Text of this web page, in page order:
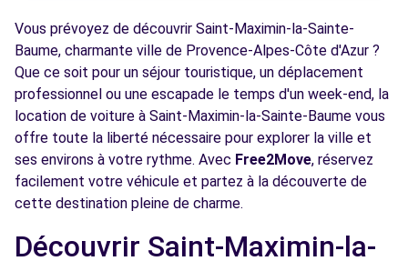
Vous prévoyez de découvrir Saint-Maximin-la-Sainte-
Baume, charmante ville de Provence-Alpes-Côte d'Azur ?
Que ce soit pour un séjour touristique, un déplacement
professionnel ou une escapade le temps d'un week-end, la
location de voiture à Saint-Maximin-la-Sainte-Baume vous
offre toute la liberté nécessaire pour explorer la ville et
ses environs à votre rythme. Avec Free2Move, réservez
facilement votre véhicule et partez à la découverte de
cette destination pleine de charme.
Découvrir Saint-Maximin-la-